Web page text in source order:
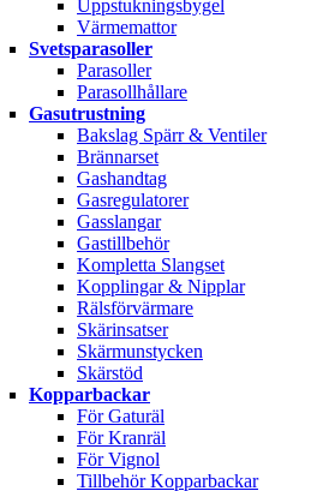
Uppstukningsbygel
Värmemattor
Svetsparasoller
Parasoller
Parasollhållare
Gasutrustning
Bakslag Spärr & Ventiler
Brännarset
Gashandtag
Gasregulatorer
Gasslangar
Gastillbehör
Kompletta Slangset
Kopplingar & Nipplar
Rälsförvärmare
Skärinsatser
Skärmunstycken
Skärstöd
Kopparbackar
För Gaturäl
För Kranräl
För Vignol
Tillbehör Kopparbackar